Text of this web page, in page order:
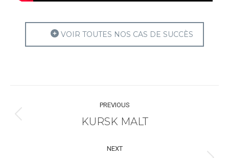
VOIR TOUTES NOS CAS DE SUCCÈS
de
commentaire
PREVIOUS
Onglet
KURSK MALT
NEXT